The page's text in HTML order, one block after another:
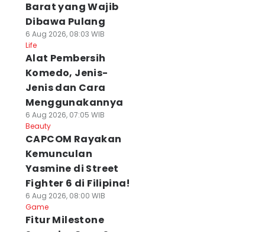
Barat yang Wajib
Dibawa Pulang
6 Aug 2026, 08:03 WIB
Life
Alat Pembersih
Komedo, Jenis-
Jenis dan Cara
Menggunakannya
6 Aug 2026, 07:05 WIB
Beauty
CAPCOM Rayakan
Kemunculan
Yasmine di Street
Fighter 6 di Filipina!
6 Aug 2026, 08:00 WIB
Game
Fitur Milestone